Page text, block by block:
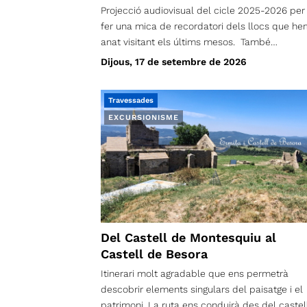
aturada llarga per esmorzar). Per tant, serà un
traçat trencacames i exigent físicament.
Projecció audiovisual del cicle 2025-2026 per
fer una mica de recordatori dels llocs que
anat visitant els últims mesos. També
presentarem i comentarem el calendari, per la
convidats/convidades. Els simpatitzants
son molt benvinguts. Dijous, 17 de setembre de
2026 A les 19 h Al Coro Vell (Carrer Sant Marià,
122)
Dijous, 17 de setembre de 2026
EXCURSIONISME
Travessades
Del Castell de Montesquiu al
Castell de Besora
Itinerari molt agradable que ens permetrà
descobrir elements singulars del paisatge i el